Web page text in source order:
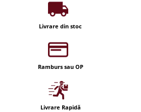
Becuri LED cu filament
Corpuri de emergenta
Uncategorized
Aplica LED
Profil banda LED
Livrare din stoc
Ramburs sau OP
Livrare Rapidă